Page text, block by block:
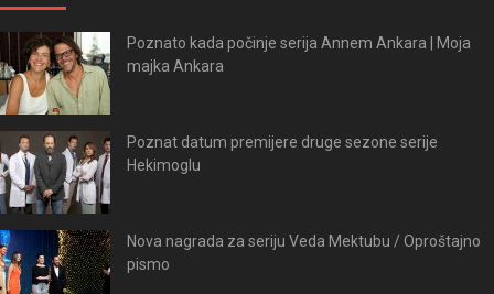
Poznato kada počinje serija Annem Ankara | Moja
majka Ankara
Poznat datum premijere druge sezone serije
Hekimoglu
Nova nagrada za seriju Veda Mektubu / Oproštajno
pismo